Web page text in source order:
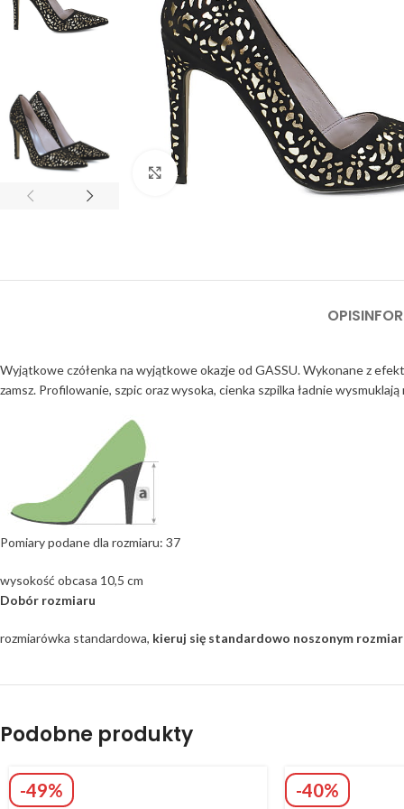
Click to enlarge
OPIS
Wyjątkowe czółenka na wyjątkowe okazje od GASSU. Wykonane z
zamsz. Profilowanie, szpic oraz wysoka, cienka szpilka ładnie wysmuklają
Pomiary podane dla rozmiaru: 37
wysokość obcasa 10,5 cm
Dobór rozmiaru
rozmiarówka standardowa, kieruj się standardowo noszonym
Podobne produkty
-49% -40%